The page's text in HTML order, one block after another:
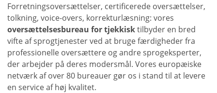
Forretningsoversættelser, certificerede oversættelser,
tolkning, voice-overs, korrekturlæsning: vores
oversættelsesbureau for tjekkisktilbyder en bred
vifte af sprogtjenester ved at bruge færdigheder fra
professionelle oversættere og andre sprogeksperter,
der arbejder på deres modersmål. Vores europæiske
netværk af over 80 bureauer gør os i stand til at levere
en service af høj kvalitet.